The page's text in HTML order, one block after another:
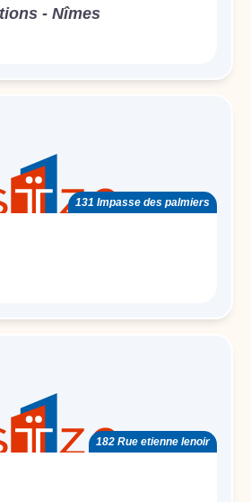
- Nîmes
131 Impasse des palmiers
182 Rue etienne lenoir